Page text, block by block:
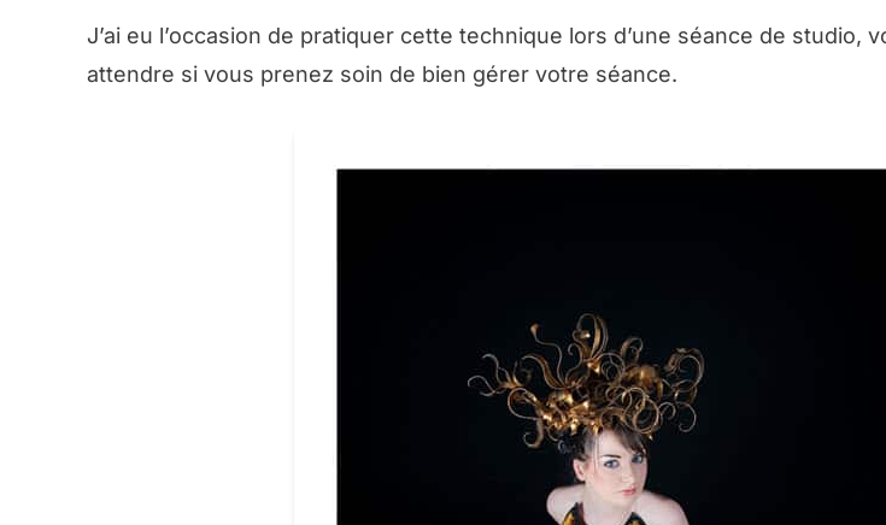
J’ai eu l’occasion de pratiquer cette technique lors d’une séance de studio,
attendre si vous prenez soin de bien gérer votre séance.